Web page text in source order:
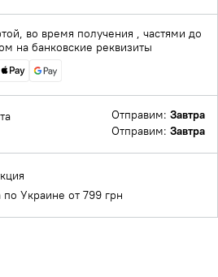
во время получения , частями до
на банковские реквизиты
Отправим: Завтра
Отправим: Завтра
по Украине от 799 грн